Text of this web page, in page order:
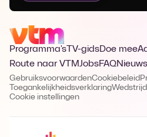
Programma's TV-gidsDoe mee
Route naar VTMJobsFAQ
GebruiksvoorwaardenCookiebeleid
Toegankelijkheidsverklaring
Cookie instellingen